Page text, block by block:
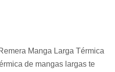
Manga Larga Térmica
de mangas largas te